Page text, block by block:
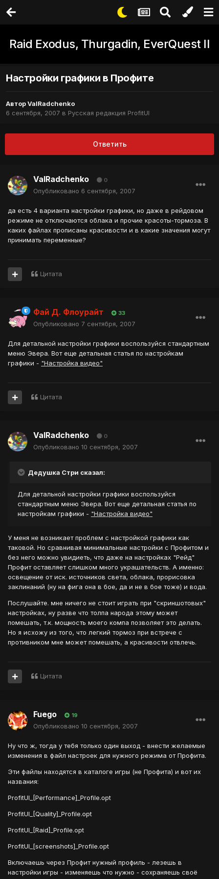
Raid Exodus, Thurgadin, EverQuest II
Настройки графики в Профите
АвторValRadchenko
6 сентября, 2007 в Русская редакция ProfitUI
Ответить
ValRadchenko 0
Опубликовано 6 сентября, 2007
да есть 4 варианта настройки графики, но даже в рейдовом
режиме не отключаются облака и прочие красоты-тормоза. В
каких файлах прописаны красивости и в какие значения могут
принимать переменные?
Цитата
Фай Д. Флоурайт 33
Опубликовано 7 сентября, 2007
Для детальной настройки графики воспользуйся стандартным
меню Эвера. Вот еще детальная статья по настройкам
графики - "Настройка видео"
Цитата
ValRadchenko 0
Опубликовано 10 сентября, 2007
Дедушка Стри сказал:
Для детальной настройки графики воспользуйся
стандартным меню Эвера. Вот еще детальная статья по
настройкам графики - "Настройка видео"
У меня не возникает проблем с настройкой графики как
таковой. Но сравнивая минимальные настройки с Профитом и
без него можно увидиеть, что даже на настройках "Рейд"
Профит оставляет слишком много украшательств. А именно:
освещение от иск. источников света, облака, прорисовка
заклинаний (ну на фига она в бое, да и не в бое тоже) и вода.
Послушайте. мне ничего не стоит играть при "скриншотовых"
настройках, ну разве что толпа народа этому может
помешать, т.к. мощность моего компа позволяет это делать.
Но я исхожу из того, что легкий тормоз при встрече с
противником мне может помешать, а красивости отвлечь.
Цитата
Fuego 19
Опубликовано 10 сентября, 2007
Ну что ж, тогда у тебя только один выход - внести желаемые
изменения в файл настроек для нужного режима от Профита.
Эти файлы находятся в каталоге игры (не Профита) и вот их
названия:
ProfitUI_[Performance]_Profile.opt
ProfitUI_[Quality]_Profile.opt
ProfitUI_[Raid]_Profile.opt
ProfitUI_[screenshots]_Profile.opt
Включаешь через Профит нужный профиль - лезешь в
настройки игры - изменяешь что нужно - сохраняешь своё